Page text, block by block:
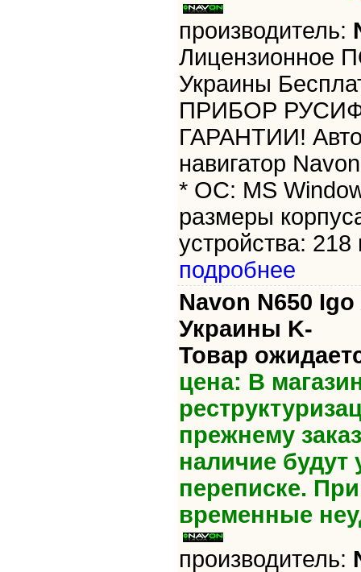
производитель:
Лицензионное
Украины
ПРИБОР
ГАРАНТИИ!
навигатор
* ОС: MS
размеры
устройства: 218
подробнее
Navon N650
Украины K-
Товар
цена: В
прежнему
наличие будут
переписке.
временные
производитель: